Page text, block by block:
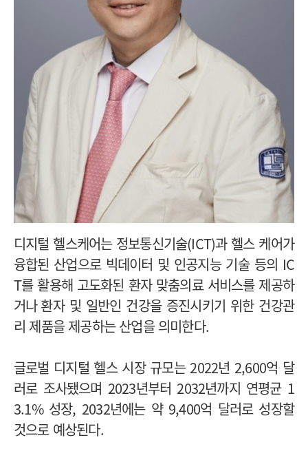
디지털 헬스케어는 정보통신기술(ICT)과 헬스 케어가
융합된 산업으로 빅데이터 및 인공지능 기술 등의 IC
T를 활용해 고도화된 환자 맞춤의료 서비스를 제공하
거나환자 및 일반인 건강을 증진시키기 위한 건강관
리 제품을 제공하는 산업을 의미한다.
글로벌 디지털 헬스 시장 규모는 2022년 2,600억 달
러로 조사됐으며 2023년부터 2032년까지 연평균 1
3.1% 성장, 2032년에는 약 9,400억 달러로 성장할
것으로 예상된다.